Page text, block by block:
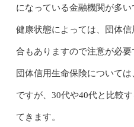
になっている金融機関が多い
健康状態によっては、団体
合もありますので注意が必要
団体信用生命保険について
ですが、30代や40代と比較
てきます。